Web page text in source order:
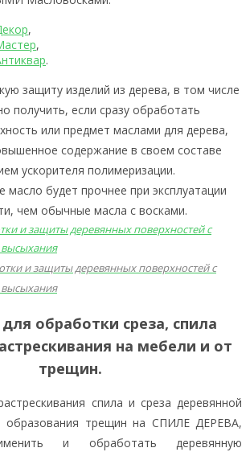
,
,
.
защиту изделий из дерева, в том числе
получить, если сразу обработать
или предмет маслами для дерева,
содержание в своем составе
ускорителя полимеризации.
масло будет прочнее при эксплуатации
чем обычные масла с восками.
и защиты деревянных поверхностей с
обработки среза, спила
на мебели и от
трещин.
спила и среза деревянной
образования трещин на СПИЛЕ ДЕРЕВА,
и обработать деревянную